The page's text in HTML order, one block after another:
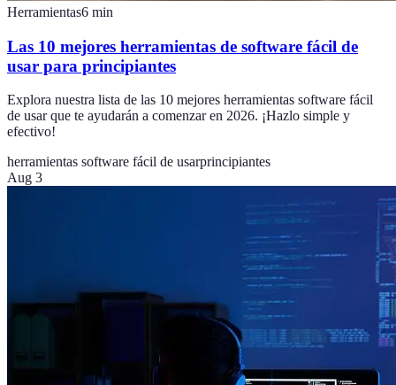
Herramientas6 min
Las 10 mejores herramientas de software fácil de
usar para principiantes
Explora nuestra lista de las 10 mejores herramientas software fácil
de usar que te ayudarán a comenzar en 2026. ¡Hazlo simple y
efectivo!
herramientas software fácil de usarprincipiantes
Aug 3